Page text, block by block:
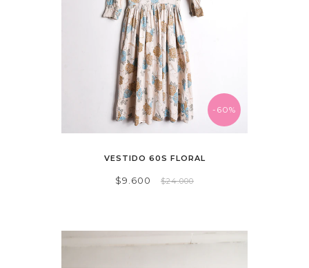
-60%
VESTIDO 60S FLORAL
$9.600 $24.000